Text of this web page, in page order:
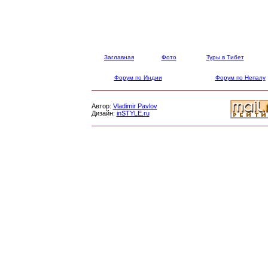
Заглавная Фото Туры в Тибет
Форум по Индии Форум по Непалу
Автор: Vladimir Pavlov
Дизайн: inSTYLE.ru